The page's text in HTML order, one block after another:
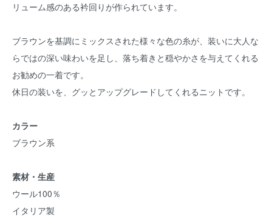
リューム感のある衿回りが作られています。
ブラウンを基調にミックスされた様々な色の糸が、装いに大人な
らではの深い味わいを足し、落ち着きと穏やかさを与えてくれる
お勧めの一着です。
休日の装いを、グッとアップグレードしてくれるニットです。
カラー
ブラウン系
素材・生産
ウール100％
イタリア製